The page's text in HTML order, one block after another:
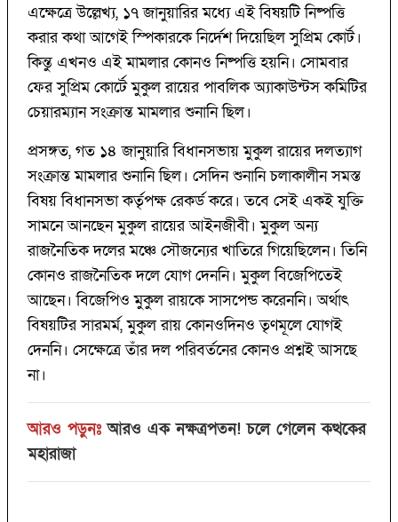
এক্ষেত্রে উল্লেখ্য, ১৭ জানুয়ারির মধ্যে এই বিষয়টি নিষ্পত্তি
করার কথা আগেই স্পিকারকে নির্দেশ দিয়েছিল সুপ্রিম কোর্ট।
কিন্তু এখনও এই মামলার কোনও নিষ্পত্তি হয়নি। সোমবার
ফের সুপ্রিম কোর্টে মুকুল রায়ের পাবলিক অ্যাকাউন্টস কমিটির
চেয়ারম্যান সংক্রান্ত মামলার শুনানি ছিল।
প্রসঙ্গত, গত ১৪ জানুয়ারি বিধানসভায় মুকুল রায়ের দলত্যাগ
সংক্রান্ত মামলার শুনানি ছিল। সেদিন শুনানি চলাকালীন সমস্ত
বিষয় বিধানসভা কর্তৃপক্ষ রেকর্ড করে। তবে সেই একই যুক্তি
সামনে আনছেন মুকুল রায়ের আইনজীবী। মুকুল অন্য
রাজনৈতিক দলের মঞ্চে সৌজন্যের খাতিরে গিয়েছিলেন। তিনি
কোনও রাজনৈতিক দলে যোগ দেননি। মুকুল বিজেপিতেই
আছেন। বিজেপিও মুকুল রায়কে সাসপেন্ড করেননি। অর্থাৎ
বিষয়টির সারমর্ম, মুকুল রায় কোনওদিনও তৃণমূলে যোগই
দেননি। সেক্ষেত্রে তাঁর দল পরিবর্তনের কোনও প্রশ্নই আসছে
না।
আরও পড়ুনঃ আরও এক নক্ষত্রপতন! চলে গেলেন কত্থকের
মহারাজা